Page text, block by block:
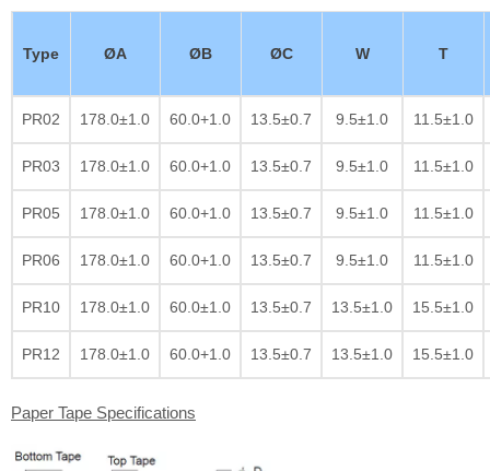
Type ØA ØB ØC W T
PR02 178.0±1.0 60.0+1.0 13.5±0.7 9.5±1.0 11.5±1.0
PR03 178.0±1.0 60.0+1.0 13.5±0.7 9.5±1.0 11.5±1.0
PR05 178.0±1.0 60.0+1.0 13.5±0.7 9.5±1.0 11.5±1.0
PR06 178.0±1.0 60.0+1.0 13.5±0.7 9.5±1.0 11.5±1.0
PR10 178.0±1.0 60.0±1.0 13.5±0.7 13.5±1.0 15.5±1.0
PR12 178.0±1.0 60.0+1.0 13.5±0.7 13.5±1.0 15.5±1.0
Paper Tape Specifications